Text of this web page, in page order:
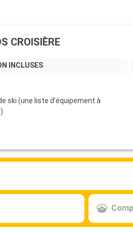
CROISIÈRE
INCLUSES
ski (une liste d’équipement à